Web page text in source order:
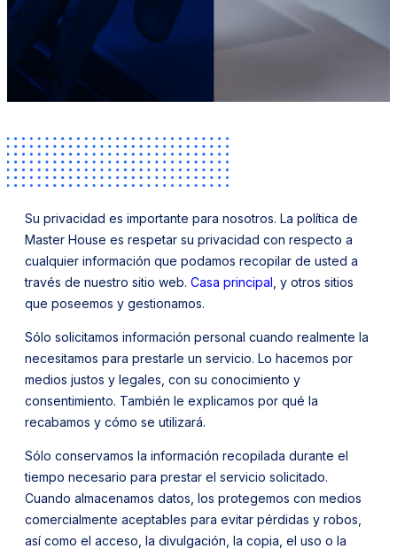
Su privacidad es importante para nosotros. La política de
Master House es respetar su privacidad con respecto a
cualquier información que podamos recopilar de usted a
través de nuestro sitio web. Casa principal , y otros sitios
que poseemos y gestionamos.
Sólo solicitamos información personal cuando realmente la
necesitamos para prestarle un servicio. Lo hacemos por
medios justos y legales, con su conocimiento y
consentimiento. También le explicamos por qué la
recabamos y cómo se utilizará.
Sólo conservamos la información recopilada durante el
tiempo necesario para prestar el servicio solicitado.
Cuando almacenamos datos, los protegemos con medios
comercialmente aceptables para evitar pérdidas y robos,
así como el acceso, la divulgación, la copia, el uso o la